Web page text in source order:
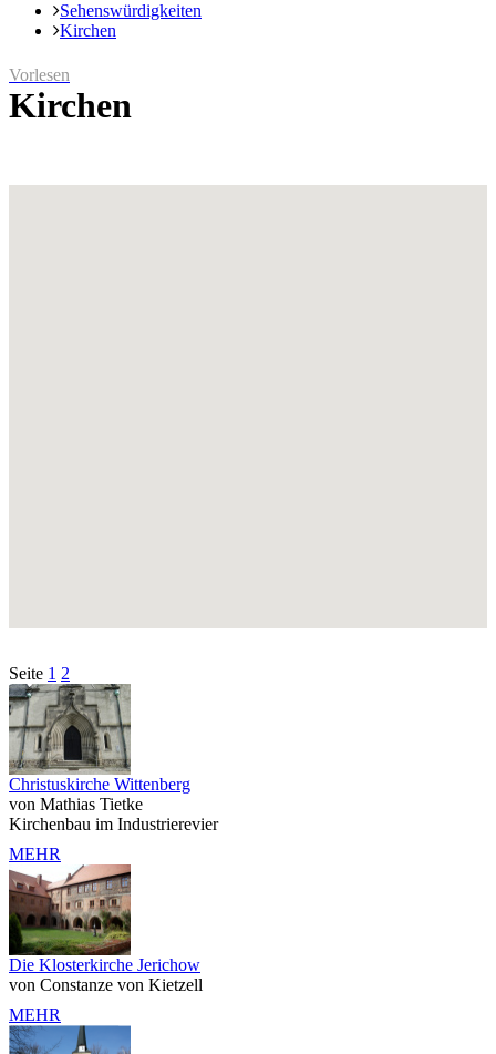
Sehenswürdigkeiten
Kirchen
Vorlesen
Kirchen
Seite 1 2
Christuskirche Wittenberg
von Mathias Tietke
Kirchenbau im Industrierevier
MEHR
Die Klosterkirche Jerichow
von Constanze von Kietzell
MEHR